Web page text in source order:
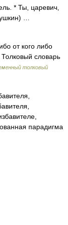
* Ты, царевич,
…
от кого либо
словарь
толковый
парадигма